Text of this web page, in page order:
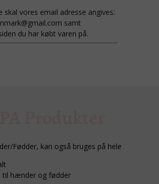
skal vores email adresse angives:
samt
du har købt varen på.
Fødder, kan også bruges på hele
til hænder og fødder